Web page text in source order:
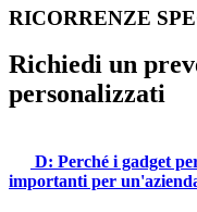
RICORRENZE
Richiedi un
personalizzati
D: Perché i gadget
importanti per